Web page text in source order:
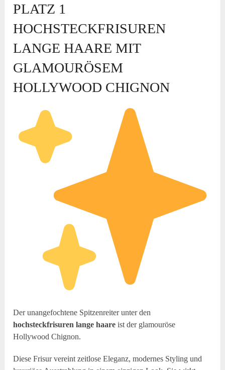
PLATZ 1
HOCHSTECKFRISUREN
LANGE HAARE MIT
GLAMOURÖSEM
HOLLYWOOD CHIGNON
Der unangefochtene Spitzenreiter unter den
hochsteckfrisuren lange haare ist der glamouröse
Hollywood Chignon.
Diese Frisur vereint zeitlose Eleganz, modernes Styling und